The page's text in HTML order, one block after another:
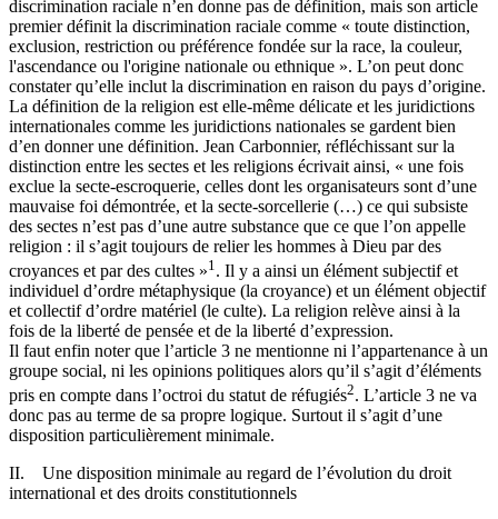
discrimination raciale n’en donne pas de définition, mais son article
premier définit la discrimination raciale comme « toute distinction,
exclusion, restriction ou préférence fondée sur la race, la couleur,
l'ascendance ou l'origine nationale ou ethnique ». L’on peut donc
constater qu’elle inclut la discrimination en raison du pays d’origine.
La définition de la religion est elle-même délicate et les juridictions
internationales comme les juridictions nationales se gardent bien
d’en donner une définition. Jean Carbonnier, réfléchissant sur la
distinction entre les sectes et les religions écrivait ainsi, « une fois
exclue la secte-escroquerie, celles dont les organisateurs sont d’une
mauvaise foi démontrée, et la secte-sorcellerie (…) ce qui subsiste
des sectes n’est pas d’une autre substance que ce que l’on appelle
religion : il s’agit toujours de relier les hommes à Dieu par des
croyances et par des cultes »1 . Il y a ainsi un élément subjectif et
individuel d’ordre métaphysique (la croyance) et un élément objectif
et collectif d’ordre matériel (le culte). La religion relève ainsi à la
fois de la liberté de pensée et de la liberté d’expression.
Il faut enfin noter que l’article 3 ne mentionne ni l’appartenance à un
groupe social, ni les opinions politiques alors qu’il s’agit d’éléments
pris en compte dans l’octroi du statut de réfugiés2. L’article 3 ne va
donc pas au terme de sa propre logique. Surtout il s’agit d’une
disposition particulièrement minimale.
II. Une disposition minimale au regard de l’évolution du droit
international et des droits constitutionnels